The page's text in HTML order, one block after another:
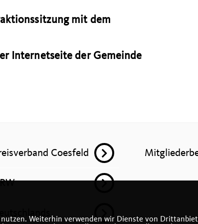
mit dem
Internetseite der Gemeinde
Coesfeld
Weiterhin verwenden wir Dienste von